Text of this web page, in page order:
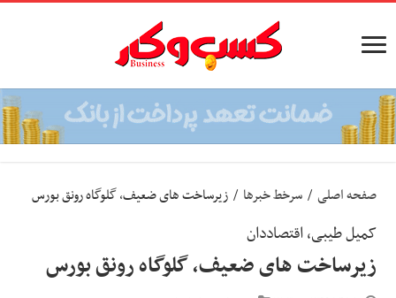
صفحه اصلی / سرخط خبرها / زیرساخت های ضعیف، گلوگاه رونق بورس
کمیل طیبی، اقتصاددان
زیرساخت های ضعیف، گلوگاه رونق بورس